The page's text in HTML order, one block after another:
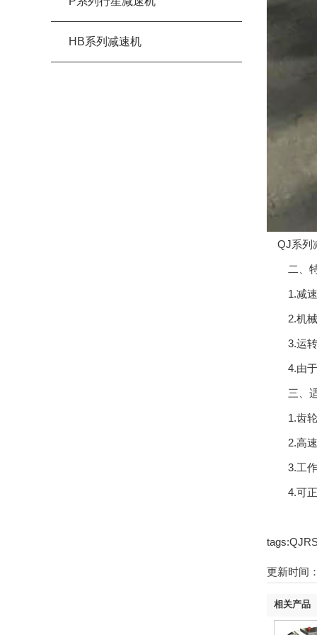
HB系列减速机
QJ系列
二、
1.减速
2.机械
3.运转
4.由于
三、适
1.齿轮
2.高速
3.工作
4.可正
更新时间
相关产品